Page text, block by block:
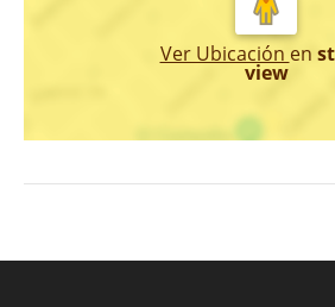
Ver Ubicación en
view